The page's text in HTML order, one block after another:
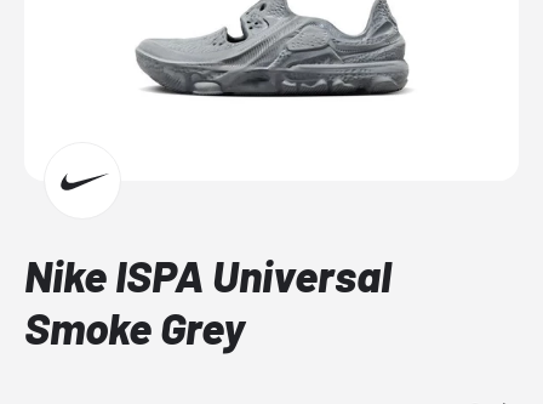
Nike ISPA Universal
Smoke Grey